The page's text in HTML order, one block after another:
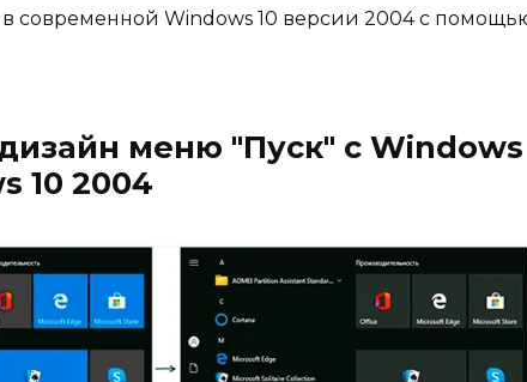
в современной Windows 10 версии 2004 с
меню "Пуск" с Windows
10 2004